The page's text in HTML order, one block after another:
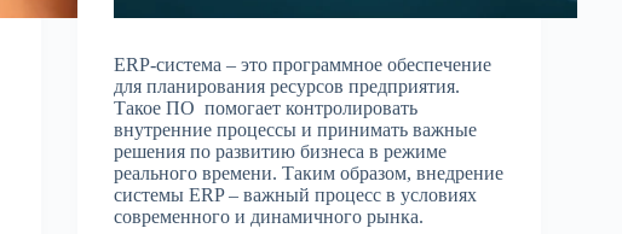
ERP-система – это программное обеспечение
для планирования ресурсов предприятия.
Такое ПО помогает контролировать
внутренние процессы и принимать важные
решения по развитию бизнеса в режиме
реального времени. Таким образом, внедрение
системы ERP – важный процесс в условиях
современного и динамичного рынка.